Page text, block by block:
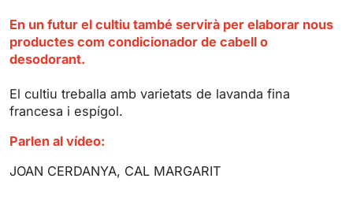
e
En un futur el cultiu també servirà per elaborar nous
productes com condicionador de cabell o
desodorant.
El cultiu treballa amb varietats de lavanda fina
francesa i espígol.
Parlen al vídeo:
JOAN CERDANYA, CAL MARGARIT